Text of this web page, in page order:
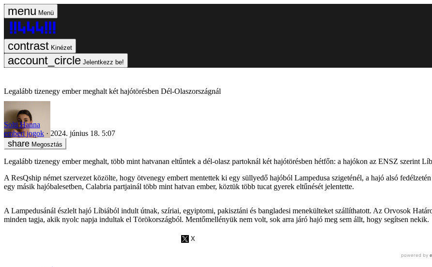
Menü
Kinézet
Jelentkezz be!
Legalább tizenegy ember meghalt két hajótörésben Dél-Olaszországnál
Solti Hanna
emberi jogok
2024. június 18. 5:07
Megosztás
Legalább tizenegy ember meghalt, több mint hatvanan eltűntek a dél-olasz partoknál két hajótörésben hétfőn: a hajókon az ENSZ szerint
A ResQship német szervezet közölte, hogy ötvenegy embert mentettek ki egy süllyedő hajóból Lampedusa szigeténél, a hajó alsó
egy másik hajóbalesetben, Calabria partjainál több mint hatvan ember, köztük több tucat gyerek eltűnését jelentette.
A Lampedusánál észlelt hajó Líbiából indult útnak, szíriai, egyiptomi, pakisztáni és bangladesi menekülteket szállíthatott. Az Orvosok
minden tagja, akik nyolc napja indultak el Törökországból. Mentőmellényük nem volt, sok arra járó hajó meg sem állt, hogy segítsen nekik.